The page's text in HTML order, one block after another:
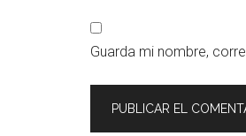
Guarda mi nombre,